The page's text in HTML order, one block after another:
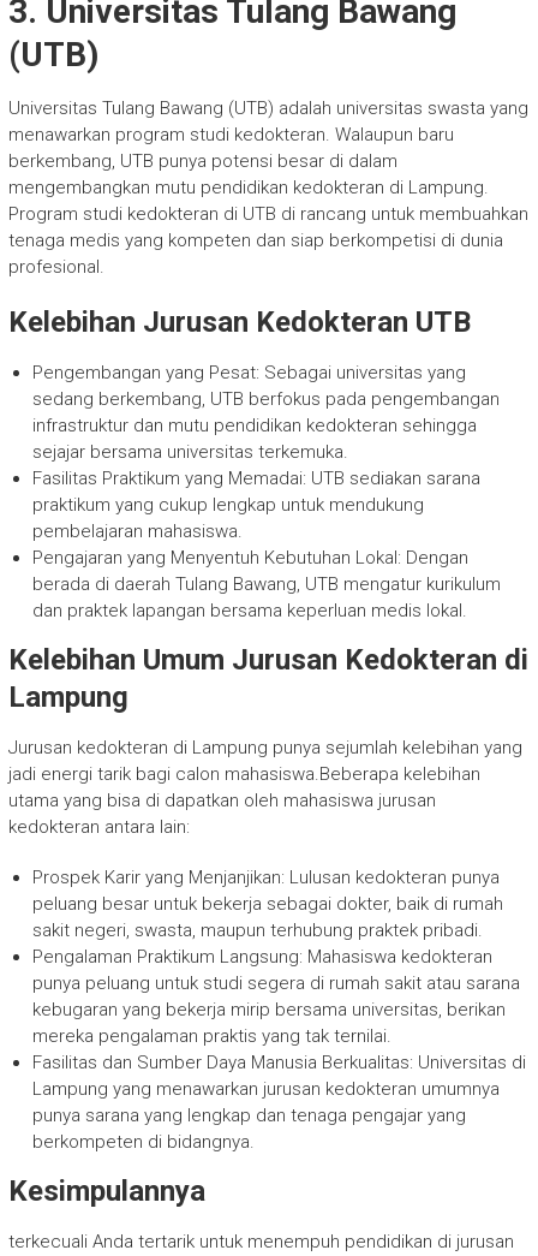
3. Universitas Tulang Bawang
(UTB)
Universitas Tulang Bawang (UTB) adalah universitas swasta yang
menawarkan program studi kedokteran. Walaupun baru
berkembang, UTB punya potensi besar di dalam
mengembangkan mutu pendidikan kedokteran di Lampung.
Program studi kedokteran di UTB di rancang untuk membuahkan
tenaga medis yang kompeten dan siap berkompetisi di dunia
profesional.
Kelebihan Jurusan Kedokteran UTB
Pengembangan yang Pesat: Sebagai universitas yang
sedang berkembang, UTB berfokus pada pengembangan
infrastruktur dan mutu pendidikan kedokteran sehingga
sejajar bersama universitas terkemuka.
Fasilitas Praktikum yang Memadai: UTB sediakan sarana
praktikum yang cukup lengkap untuk mendukung
pembelajaran mahasiswa.
Pengajaran yang Menyentuh Kebutuhan Lokal: Dengan
berada di daerah Tulang Bawang, UTB mengatur kurikulum
dan praktek lapangan bersama keperluan medis lokal.
Kelebihan Umum Jurusan Kedokteran di
Lampung
Jurusan kedokteran di Lampung punya sejumlah kelebihan yang
jadi energi tarik bagi calon mahasiswa.Beberapa kelebihan
utama yang bisa di dapatkan oleh mahasiswa jurusan
kedokteran antara lain:
Prospek Karir yang Menjanjikan: Lulusan kedokteran punya
peluang besar untuk bekerja sebagai dokter, baik di rumah
sakit negeri, swasta, maupun terhubung praktek pribadi.
Pengalaman Praktikum Langsung: Mahasiswa kedokteran
punya peluang untuk studi segera di rumah sakit atau sarana
kebugaran yang bekerja mirip bersama universitas, berikan
mereka pengalaman praktis yang tak ternilai.
Fasilitas dan Sumber Daya Manusia Berkualitas: Universitas di
Lampung yang menawarkan jurusan kedokteran umumnya
punya sarana yang lengkap dan tenaga pengajar yang
berkompeten di bidangnya.
Kesimpulannya
terkecuali Anda tertarik untuk menempuh pendidikan di jurusan